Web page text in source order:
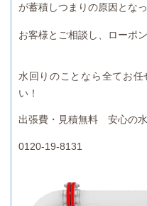
が蓄積しつまりの原因とな
お客様とご相談し、ローポ
水回りのことなら全てお
い！
出張費・見積無料 安心の
0120-19-8131